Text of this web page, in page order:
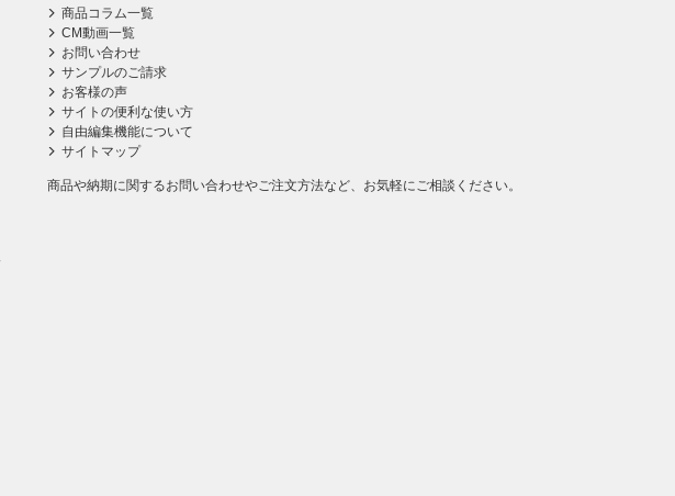
商品コラム一覧
CM動画一覧
お問い合わせ
サンプルのご請求
お客様の声
サイトの便利な使い方
自由編集機能について
サイトマップ
商品や納期に関するお問い合わせやご注文方法など、お気軽にご相談ください。